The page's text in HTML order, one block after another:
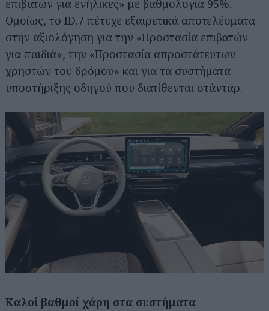
επιβατών για ενήλικες» με βαθμολογία 95%.
Ομοίως, το ID.7 πέτυχε εξαιρετικά αποτελέσματα
στην αξιολόγηση για την «Προστασία επιβατών
για παιδιά», την «Προστασία απροστάτευτων
χρηστών του δρόμου» και για τα συστήματα
υποστήριξης οδηγού που διατίθενται στάνταρ.
Καλοί βαθμοί χάρη στα συστήματα